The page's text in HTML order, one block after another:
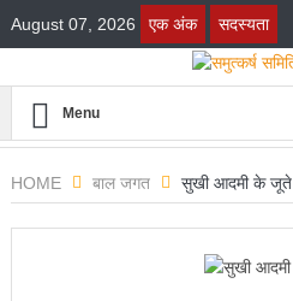
August 07, 2026 एक अंक सदस्यता
Menu
HOME बाल जगत सुखी आदमी के जूते